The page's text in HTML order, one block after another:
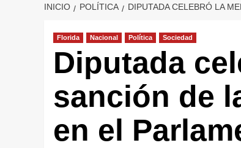
INICIO POLÍTICA DIPUTADA CELEBRÓ LA
Florida Nacional Política Sociedad
Diputada
sanción de
en el